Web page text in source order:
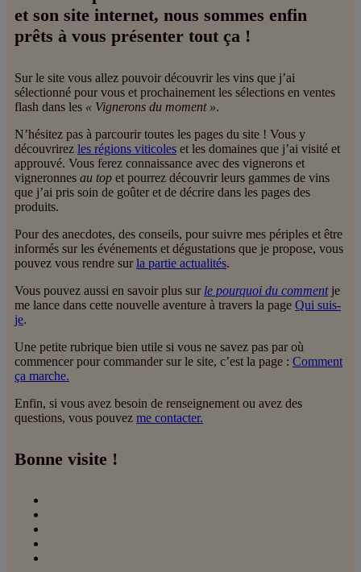
et son site internet, nous sommes enfin
prêts à vous présenter tout ça !
Sur le site vous allez pouvoir découvrir les vins que j’ai
sélectionné pour vous et prochainement les sélections en ventes
flash dans les « Vignerons du moment ».
N’hésitez pas à parcourir toutes les pages du site ! Vous y
découvrirez les régions viticoles et les domaines que j’ai visité et
approuvé. Vous ferez connaissance avec des vignerons et
vigneronnes au top et pourrez découvrir leurs gammes de vins
que j’ai pris soin de goûter et de décrire dans les pages des
produits.
Pour des anecdotes, des conseils, pour suivre mes périples et être
informés sur les événements et dégustations que je propose, vous
pouvez vous rendre sur la partie actualités.
Vous pouvez aussi en savoir plus sur le pourquoi du commentje
me lance dans cette nouvelle aventure à travers la page Qui suis-
je.
Une petite rubrique bien utile si vous ne savez pas par où
commencer pour commander sur le site, c’est la page : Comment
ça marche.
Enfin, si vous avez besoin de renseignement ou avez des
questions, vous pouvez me contacter.
Bonne visite !